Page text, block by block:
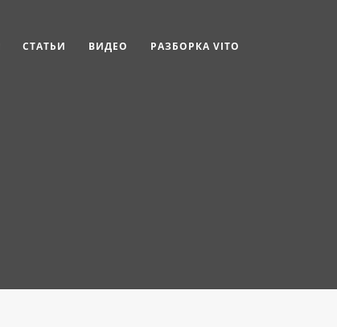
СТАТЬИ ВИДЕО РАЗБОРКА VITO